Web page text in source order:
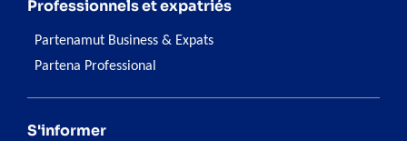
Professionnels et expatriés
Partenamut Business & Expats
Partena Professional
S'informer